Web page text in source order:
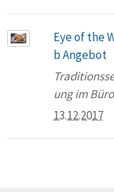
Eye of the
b Angebot
ung im Büro
13.12.2017